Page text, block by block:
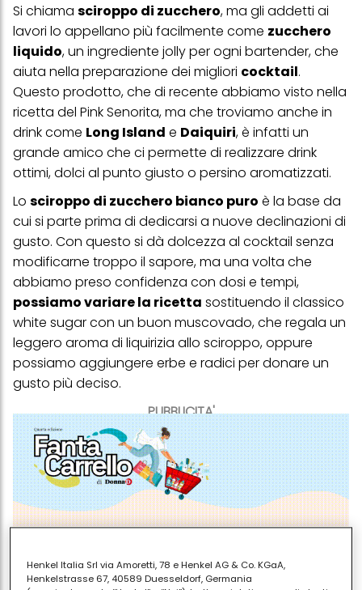
PUBBLICITA'
Si chiama sciroppo di zucchero, ma gli addetti ai
lavori lo appellano più facilmente come zucchero
liquido, un ingrediente jolly per ogni bartender, che
aiuta nella preparazione dei migliori cocktail.
Questo prodotto, che di recente abbiamo visto nella
ricetta del Pink Senorita, ma che troviamo anche in
drink come Long Island e Daiquiri, è infatti un
grande amico che ci permette di realizzare drink
ottimi, dolci al punto giusto o persino aromatizzati.
Lo sciroppo di zucchero bianco puro è la base da
cui si parte prima di dedicarsi a nuove declinazioni di
gusto. Con questo si dà dolcezza al cocktail senza
modificarne troppo il sapore, ma una volta che
abbiamo preso confidenza con dosi e tempi,
possiamo variare la ricetta sostituendo il classico
white sugar con un buon muscovado, che regala un
leggero aroma di liquirizia allo sciroppo, oppure
possiamo aggiungere erbe e radici per donare un
gusto più deciso.
Henkel Italia Srl via Amoretti, 78 e Henkel AG & Co. KGaA,
Henkelstrasse 67, 40589 Duesseldorf, Germania